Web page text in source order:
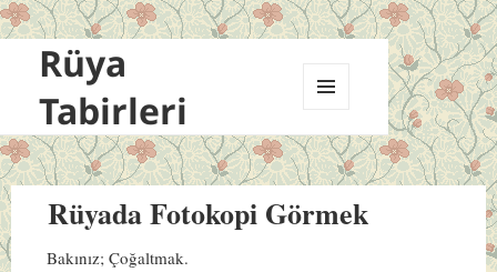
Rüya
Tabirleri
VE
BILEŞENLER
Rüyada Fotokopi Görmek
Bakınız; Çoğaltmak.